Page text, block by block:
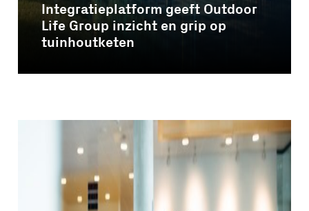
Integratieplatform geeft Outdoor
Life Group inzicht en grip op
tuinhoutketen